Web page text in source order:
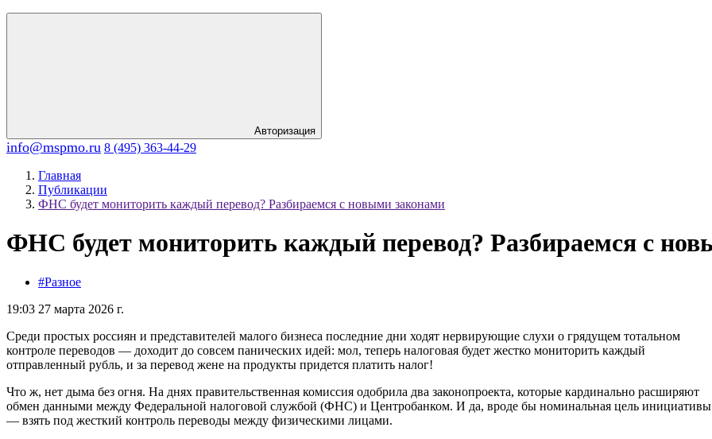
Авторизация
info@mspmo.ru 8 (495) 363-44-29
Главная
Публикации
ФНС будет мониторить каждый перевод? Разбираемся с новыми законами
ФНС будет мониторить каждый перевод? Разбираемся с
#Разное
19:03 27 марта 2026 г.
Среди простых россиян и представителей малого бизнеса последние дни ходят нервирующие слухи о грядущем тотальном
контроле переводов — доходит до совсем панических идей: мол, теперь налоговая будет жестко мониторить каждый
отправленный рубль, и за перевод жене на продукты придется платить налог!
Что ж, нет дыма без огня. На днях правительственная комиссия одобрила два законопроекта, которые кардинально расширяют
обмен данными между Федеральной налоговой службой (ФНС) и Центробанком. И да, вроде бы номинальная цель инициативы
— взять под жесткий контроль переводы между физическими лицами.